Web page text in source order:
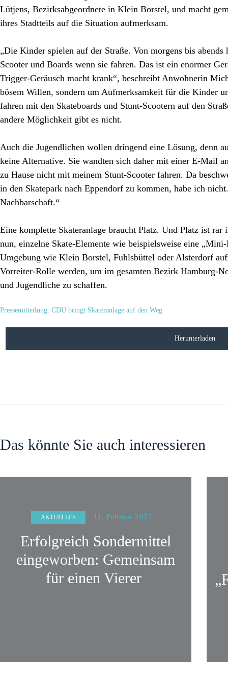
Lütjens, Bezirksabgeordnete in Klein Borstel, und macht
ihres Stadtteils auf die Situation aufmerksam.
„Die Kinder spielen auf der Straße. Von morgens bis
Scooter und Boards wenn sie fahren. Das ist ein enormer
Trigger-Geräusch macht krank“, beschreibt Anwohnerin
bösem Willen, sondern um Aufmerksamkeit für die Kinder
fahren mit den Skateboards und Stunt-Scootern auf den
andere Möglichkeit gibt es nicht.
Auch die Jugendlichen wollen dringend eine Lösung, denn
keine Alternative. Sie wandten sich daher mit einer E-Mail
zu Hause nicht mit meinem Stunt-Scooter fahren. Da
in den Skatepark nach Eppendorf zu kommen, habe ich
Nachbarschaft.“
Eine komplette Skateranlage braucht Platz. Und Platz ist
nun, einzelne Skate-Elemente wie beispielsweise eine
Umgebung wie Klein Borstel, Fuhlsbüttel oder Alsterdorf
Vorreiter-Rolle werden, um im gesamten Bezirk Hamburg-
und Jugendliche zu schaffen.
Pressemitteilung: CDU bringt Skateranlage auf den Weg
Herunterladen
Das könnte Sie auch interessieren
AKTUELLES 11. Februar 2022
Erfolgreich Sondermittel
eingeworben: Gemeinsam
für einen Vierer